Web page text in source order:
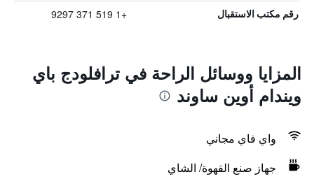
رقم مكتب الاستقبال +1 519 371 9297
المزايا ووسائل الراحة في ترافلودج باي
ويندام أوين ساوند
واي فاي مجاني
جهاز صنع القهوة/ الشاي